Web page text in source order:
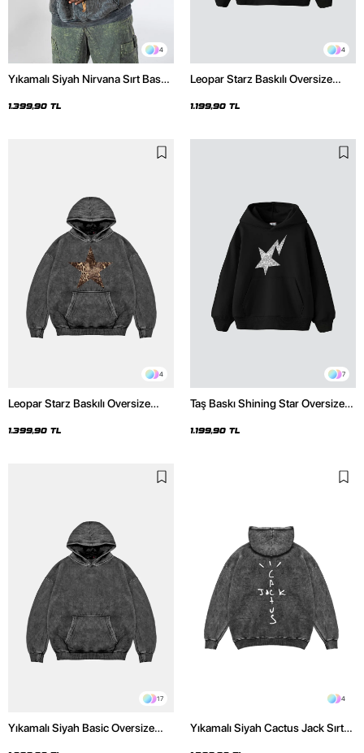
4
Yıkamalı Siyah Nirvana Sırt Baskılı
1.399,90 TL
4
Leopar Starz Baskılı Oversize
1.199,90 TL
4
Leopar Starz Baskılı Oversize
Hoodie
1.399,90 TL
7
Taş Baskı Shining Star Oversize
1.199,90 TL
17
Yıkamalı Siyah Basic Oversize
4
Yıkamalı Siyah Cactus Jack Sırt